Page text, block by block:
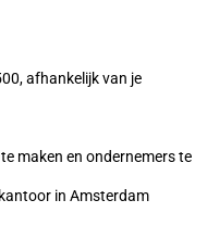
afhankelijk van je
maken en ondernemers te
in Amsterdam